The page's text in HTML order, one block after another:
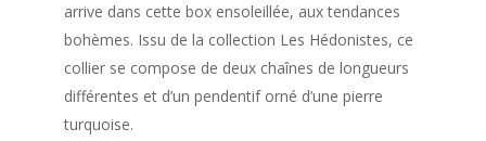
arrive dans cette box ensoleillée, aux tendances
bohèmes. Issu de la collection Les Hédonistes, ce
collier se compose de deux chaînes de longueurs
différentes et d’un pendentif orné d’une pierre
turquoise.